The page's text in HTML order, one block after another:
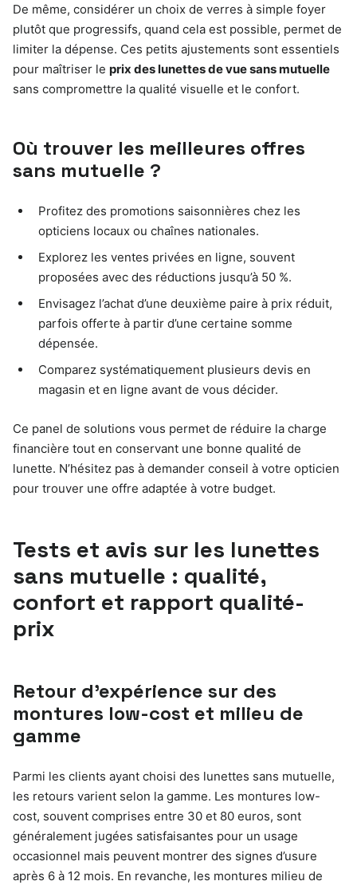
De même, considérer un choix de verres à simple foyer
plutôt que progressifs, quand cela est possible, permet de
limiter la dépense. Ces petits ajustements sont essentiels
pour maîtriser le prix des lunettes de vue sans mutuelle
sans compromettre la qualité visuelle et le confort.
Où trouver les meilleures offres
sans mutuelle ?
Profitez des promotions saisonnières chez les
opticiens locaux ou chaînes nationales.
Explorez les ventes privées en ligne, souvent
proposées avec des réductions jusqu’à 50 %.
Envisagez l’achat d’une deuxième paire à prix réduit,
parfois offerte à partir d’une certaine somme
dépensée.
Comparez systématiquement plusieurs devis en
magasin et en ligne avant de vous décider.
Ce panel de solutions vous permet de réduire la charge
financière tout en conservant une bonne qualité de
lunette. N’hésitez pas à demander conseil à votre opticien
pour trouver une offre adaptée à votre budget.
Tests et avis sur les lunettes
sans mutuelle : qualité,
confort et rapport qualité-
prix
Retour d’expérience sur des
montures low-cost et milieu de
gamme
Parmi les clients ayant choisi des lunettes sans mutuelle,
les retours varient selon la gamme. Les montures low-
cost, souvent comprises entre 30 et 80 euros, sont
généralement jugées satisfaisantes pour un usage
occasionnel mais peuvent montrer des signes d’usure
après 6 à 12 mois. En revanche, les montures milieu de